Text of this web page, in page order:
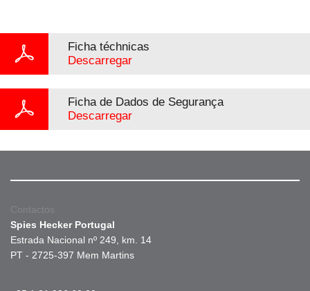
Ficha téchnicas
Descarregar
Ficha de Dados de Segurança
Descarregar
Contactos
Spies Hecker Portugal
Estrada Nacional nº 249, km. 14
PT - 2725-397 Mem Martins